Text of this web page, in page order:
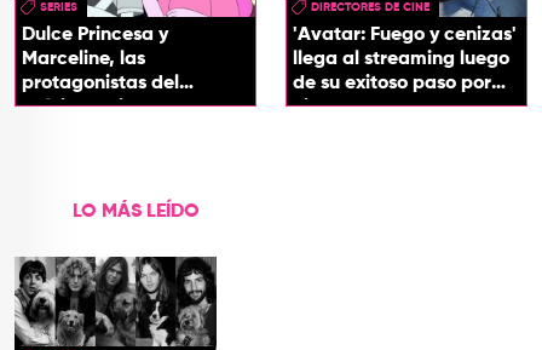
SERIES
Dulce Princesa y
Marceline, las
protagonistas del
próximo spin-off de 'Hora
DIRECTORES DE CINE
'Avatar: Fuego y cenizas'
llega al streaming luego
de su exitoso paso por
cines
LO MÁS LEÍDO